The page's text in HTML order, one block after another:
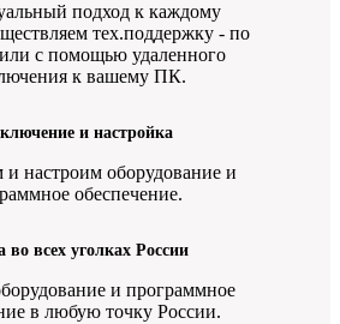
подход к каждому
тех.поддержку - по
с помощью удаленного
к вашему ПК.
и настройка
настроим оборудование и
обеспечение.
во всех уголках России
и программное
в любую точку России.